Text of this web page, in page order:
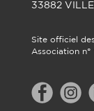
33882
Site officiel
Association